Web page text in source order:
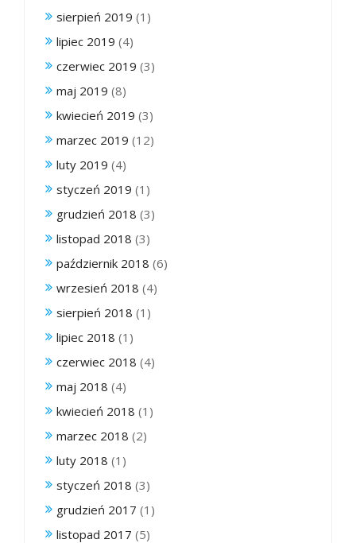
sierpień 2019 (1)
lipiec 2019 (4)
czerwiec 2019 (3)
maj 2019 (8)
kwiecień 2019 (3)
marzec 2019 (12)
luty 2019 (4)
styczeń 2019 (1)
grudzień 2018 (3)
listopad 2018 (3)
październik 2018 (6)
wrzesień 2018 (4)
sierpień 2018 (1)
lipiec 2018 (1)
czerwiec 2018 (4)
maj 2018 (4)
kwiecień 2018 (1)
marzec 2018 (2)
luty 2018 (1)
styczeń 2018 (3)
grudzień 2017 (1)
listopad 2017 (5)